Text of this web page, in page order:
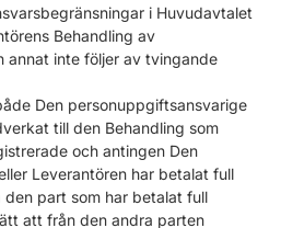
i Huvudavtalet
Behandling av
annat inte följer av tvingande
Den personuppgiftsansvarige
till den Behandling som
och antingen Den
Leverantören har betalat full
part som har betalat full
att från den andra parten